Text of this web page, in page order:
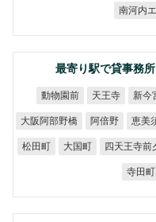
南河内
最寄り駅で貸事務
動物園前 天王寺 新今
大阪阿部野橋 阿倍野 恵美
松田町 大国町 四天王寺前
寺田町